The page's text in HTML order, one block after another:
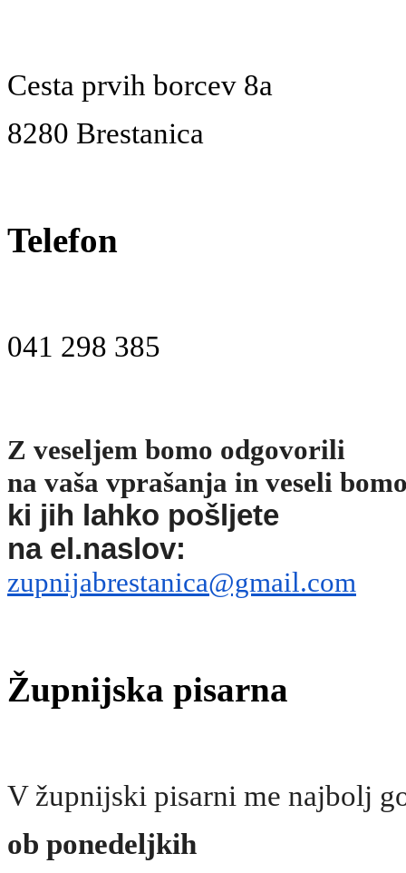
Cesta prvih borcev 8a
8280 Brestanica
Telefon
041 298 385
Z veseljem bomo odgovorili
na vaša vprašanja in veseli
ki jih lahko pošljete
na el.naslov:
zupnijabrestanica@gmail.com
Župnijska pisarna
V župnijski pisarni me najbolj
ob ponedeljkih